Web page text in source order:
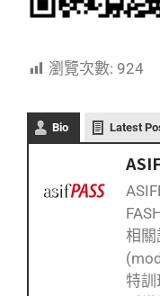
瀏覽次數: 924
Bio Latest
相關
特